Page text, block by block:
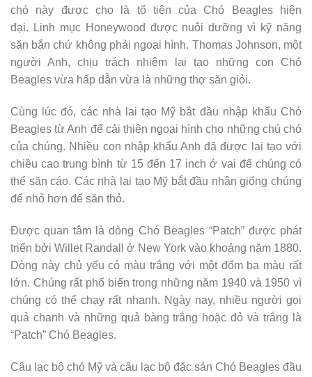
chó này được cho là tổ tiên của Chó Beagles hiện
đại. Linh mục Honeywood được nuôi dưỡng vì kỹ năng
săn bắn chứ không phải ngoại hình. Thomas Johnson, một
người Anh, chịu trách nhiệm lai tạo những con Chó
Beagles vừa hấp dẫn vừa là những thợ săn giỏi.
Cùng lúc đó, các nhà lai tạo Mỹ bắt đầu nhập khẩu Chó
Beagles từ Anh để cải thiện ngoại hình cho những chú chó
của chúng. Nhiều con nhập khẩu Anh đã được lai tạo với
chiều cao trung bình từ 15 đến 17 inch ở vai để chúng có
thể săn cáo. Các nhà lai tạo Mỹ bắt đầu nhân giống chúng
để nhỏ hơn để săn thỏ.
Được quan tâm là dòng Chó Beagles “Patch” được phát
triển bởi Willet Randall ở New York vào khoảng năm 1880.
Dòng này chủ yếu có màu trắng với một đốm ba màu rất
lớn. Chúng rất phổ biến trong những năm 1940 và 1950 vì
chúng có thể chạy rất nhanh. Ngày nay, nhiều người gọi
quả chanh và những quả bàng trắng hoặc đỏ và trắng là
“Patch” Chó Beagles.
Câu lạc bộ chó Mỹ và câu lạc bộ đặc sản Chó Beagles đầu